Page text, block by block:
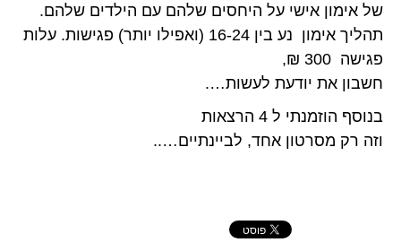
של אימון אישי על היחסים שלהם עם הילדים שלהם.
תהליך אימון נע בין 16-24 (ואפילו יותר) פגישות. עלות
פגישה 300 ₪,
חשבון את יודעת לעשות….
בנוסף הוזמנתי ל 4 הרצאות
וזה רק מסרטון אחד, לביינתיים…..